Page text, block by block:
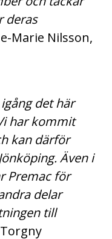
deras
Marie Nilsson,
det här
har kommit
kan därför
Även i
Premac för
delar
till